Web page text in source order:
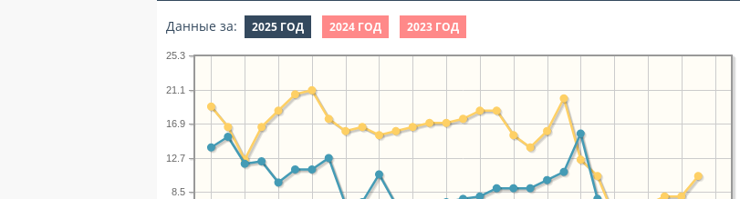
Данные за: 2025 ГОД 2024 ГОД 2023 ГОД
8.5
12.7
16.9
21.1
25.3